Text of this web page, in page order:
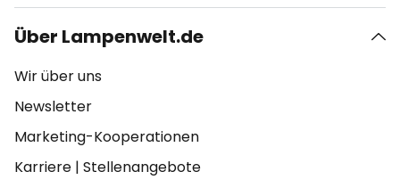
Über Lampenwelt.de
Wir über uns
Newsletter
Marketing-Kooperationen
Karriere | Stellenangebote